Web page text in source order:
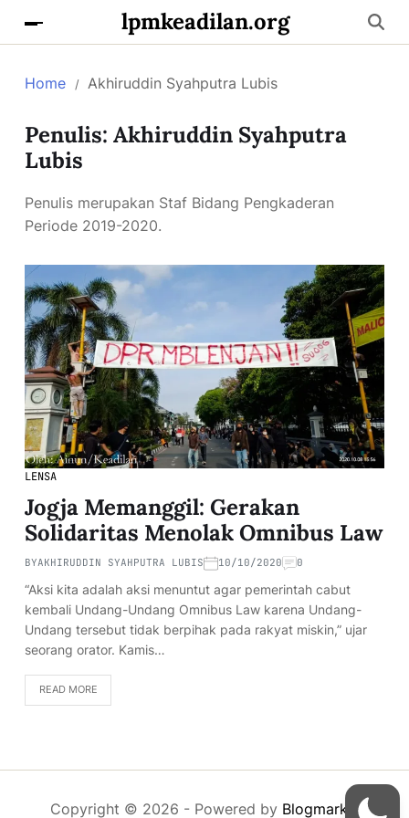
lpmkeadilan.org
Home Akhiruddin Syahputra Lubis
Penulis: Akhiruddin Syahputra
Lubis
Penulis merupakan Staf Bidang Pengkaderan
Periode 2019-2020.
LENSA
Jogja Memanggil: Gerakan
Solidaritas Menolak Omnibus Law
BYAKHIRUDDIN SYAHPUTRA LUBIS 10/10/2020 0
“Aksi kita adalah aksi menuntut agar pemerintah cabut
kembali Undang-Undang Omnibus Law karena Undang-
Undang tersebut tidak berpihak pada rakyat miskin,” ujar
seorang orator. Kamis…
READ MORE
Copyright © 2026 - Powered by Blogmarks .